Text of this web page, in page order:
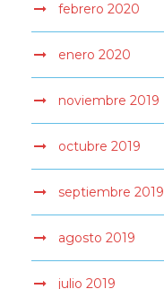
febrero 2020
enero 2020
noviembre 2019
octubre 2019
septiembre 2019
agosto 2019
julio 2019